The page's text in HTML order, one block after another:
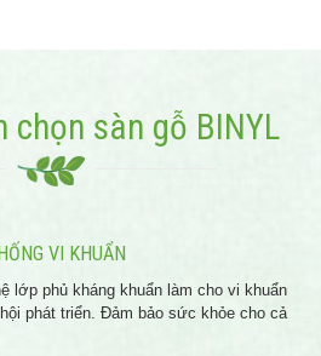
chọn sàn gỗ BINYL
VI KHUẨN
lớp phủ kháng khuẩn làm cho vi khuẩn
phát triển. Đảm bảo sức khỏe cho cả